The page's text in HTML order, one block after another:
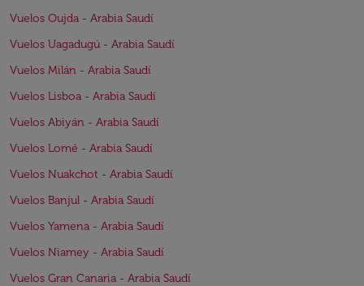
Vuelos Oujda - Arabia Saudí
Vuelos Uagadugú - Arabia Saudí
Vuelos Milán - Arabia Saudí
Vuelos Lisboa - Arabia Saudí
Vuelos Abiyán - Arabia Saudí
Vuelos Lomé - Arabia Saudí
Vuelos Nuakchot - Arabia Saudí
Vuelos Banjul - Arabia Saudí
Vuelos Yamena - Arabia Saudí
Vuelos Niamey - Arabia Saudí
Vuelos Gran Canaria - Arabia Saudí